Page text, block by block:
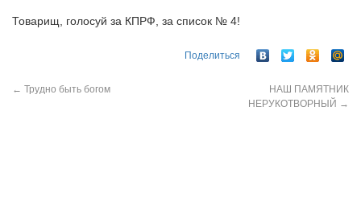
Товарищ, голосуй за КПРФ, за список № 4!
Поделиться
← Трудно быть богом
НАШ ПАМЯТНИК
НЕРУКОТВОРНЫЙ →